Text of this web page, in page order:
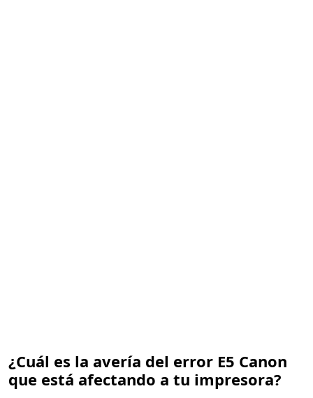
¿Cuál es la avería del error E5 Canon
que está afectando a tu impresora?